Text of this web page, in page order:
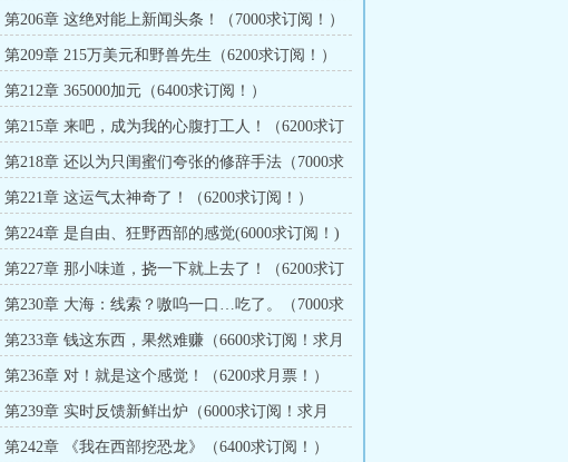
阅！）
第206章 这绝对能上新闻头条！（7000求订阅！）
第209章 215万美元和野兽先生（6200求订阅！）
第212章 365000加元（6400求订阅！）
第215章 来吧，成为我的心腹打工人！（6200求订
阅！）
第218章 还以为只闺蜜们夸张的修辞手法（7000求
订阅！）
第221章 这运气太神奇了！（6200求订阅！）
第224章 是自由、狂野西部的感觉(6000求订阅！)
第227章 那小味道，挠一下就上去了！（6200求订
阅！）
第230章 大海：线索？嗷呜一口…吃了。（7000求
订阅！求月票！）
第233章 钱这东西，果然难赚（6600求订阅！求月
票！）
第236章 对！就是这个感觉！（6200求月票！）
第239章 实时反馈新鲜出炉（6000求订阅！求月
票！）
第242章 《我在西部挖恐龙》（6400求订阅！）